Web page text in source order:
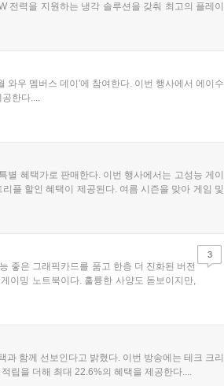
력을 지원하는 냉각 솔루션을 갖춰 최고의 플레이
우 멤버스 데이'에 참여한다. 이번 행사에서 에이수
한다....
혜택가로 판매한다. 이번 행사에서는 고성능 게이
플 할인 혜택이 제공된다. 여름 시즌을 맞아 게임 및
좋은 그래픽카드를 품고 한층 더 진화된 버전
이밍 노트북이다. 훌륭한 사양도 돋보이지만,
3
함께 선보인다고 밝혔다. 이번 방송에는 테크 크리
립을 더해 최대 22.6%의 혜택을 제공한다....